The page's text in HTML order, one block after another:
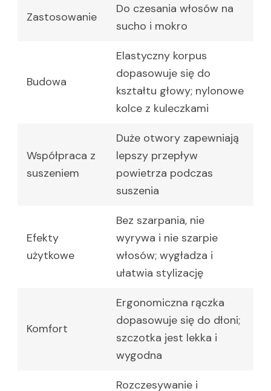
Zastosowanie
Do czesania włosów na
sucho i mokro
Budowa
Elastyczny korpus
dopasowuje się do
kształtu głowy; nylonowe
kolce z kuleczkami
Współpraca z
suszeniem
Duże otwory zapewniają
lepszy przepływ
powietrza podczas
suszenia
Efekty
użytkowe
Bez szarpania, nie
wyrywa i nie szarpie
włosów; wygładza i
ułatwia stylizację
Komfort
Ergonomiczna rączka
dopasowuje się do dłoni;
szczotka jest lekka i
wygodna
Rozczesywanie i